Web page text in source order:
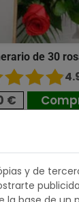
de 30
€
y de